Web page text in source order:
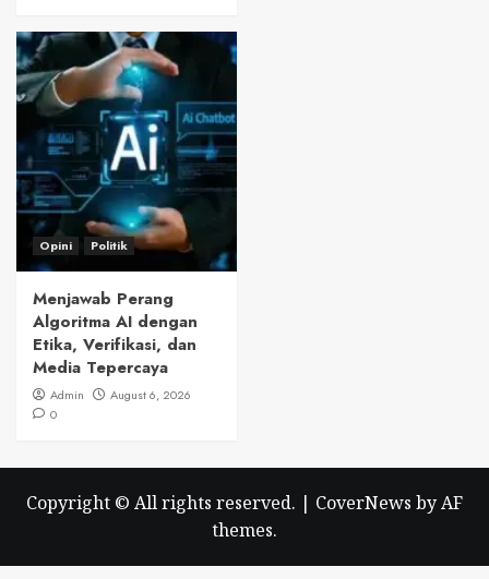
Opini Politik
Menjawab Perang
Algoritma AI dengan
Etika, Verifikasi, dan
Media Tepercaya
Admin
August 6, 2026
0
Copyright © All rights reserved. | CoverNews by AF
themes.